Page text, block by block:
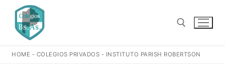
contenido
HOME - COLEGIOS PRIVADOS - INSTITUTO PARISH ROBERTSON